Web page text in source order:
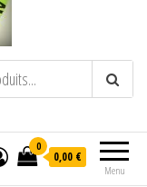
paysanne naturelle
Menu
0
0,00 €